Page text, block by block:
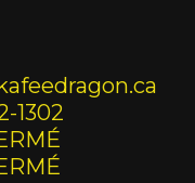
1302